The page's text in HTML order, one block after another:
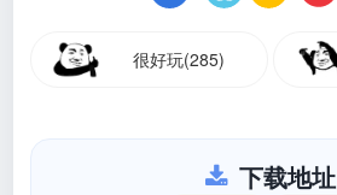
很好玩(285)
下载地址